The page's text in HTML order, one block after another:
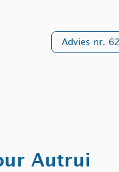
Advies nr. 62
Autrui